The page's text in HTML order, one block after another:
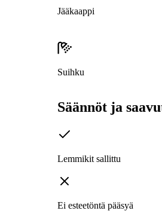
Jääkaappi
Suihku
Säännöt ja
Lemmikit sallittu
Ei esteetöntä pääsyä